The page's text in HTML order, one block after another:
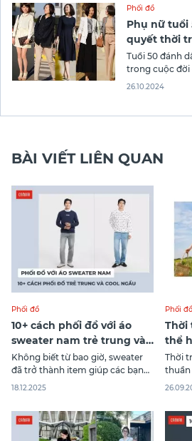
này còn có
Phối đồ
Phụ nữ tuổi
quyết thời
mà
Tuổi 50 đánh
trong cuộc đời
đẹp chín muồi
26.10.2024
BÀI VIẾT LIÊN QUAN
Phối đồ
10+ cách phối đồ với áo
sweater nam trẻ trung và
cool ngầu nhất
Không biết từ bao giờ, sweater
đã trở thành item giúp các bạn
nam nâng tầm phong cách mà
viết này, Canifa Fashion sẽ giúp
anh em khám phá những
nguyên tắc, bí quyết và hơn 10
18.12.2025
Phối đồ
Thời
thể
nhân
Thời
thuần
phục,
tạo
định
giúp